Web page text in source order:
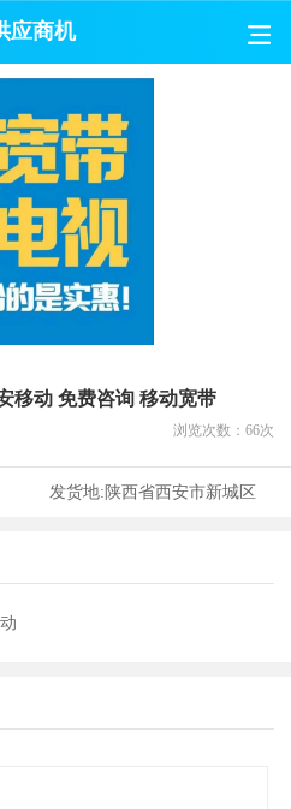
应商机
移动 免费咨询 移动宽带
浏览次数： 66次
发货地:陕西省西安市新城区